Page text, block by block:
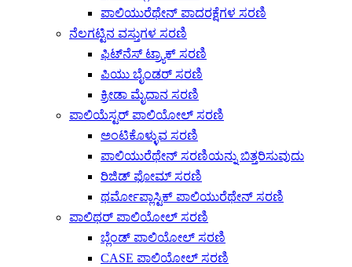
ಪಾಲಿಯುರೆಥೇನ್ ಪಾದರಕ್ಷೆಗಳ ಸರಣಿ
ನೆಲಗಟ್ಟಿನ ವಸ್ತುಗಳ ಸರಣಿ
ಫಿಟ್‌ನೆಸ್ ಟ್ರ್ಯಾಕ್ ಸರಣಿ
ಪಿಯು ಬೈಂಡರ್ ಸರಣಿ
ಕ್ರೀಡಾ ಮೈದಾನ ಸರಣಿ
ಪಾಲಿಯೆಸ್ಟರ್ ಪಾಲಿಯೋಲ್ ಸರಣಿ
ಅಂಟಿಕೊಳ್ಳುವ ಸರಣಿ
ಪಾಲಿಯುರೆಥೇನ್ ಸರಣಿಯನ್ನು ಬಿತ್ತರಿಸುವುದು
ರಿಜಿಡ್ ಫೋಮ್ ಸರಣಿ
ಥರ್ಮೋಪ್ಲಾಸ್ಟಿಕ್ ಪಾಲಿಯುರೆಥೇನ್ ಸರಣಿ
ಪಾಲಿಥರ್ ಪಾಲಿಯೋಲ್ ಸರಣಿ
ಬ್ಲೆಂಡ್ ಪಾಲಿಯೋಲ್ ಸರಣಿ
CASE ಪಾಲಿಯೋಲ್ ಸರಣಿ